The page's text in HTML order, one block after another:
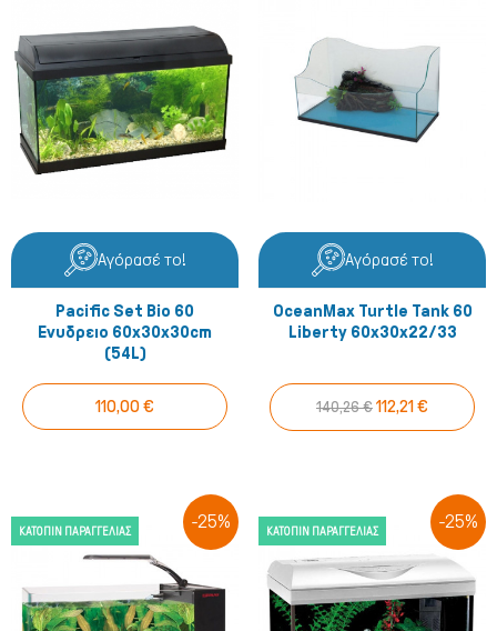
Ψάρια/Ερπετά
Αγόρασέ το!
Pacific Set Bio 60
Ενυδρειο 60x30x30cm
(54L)
110,00 €
Αγόρασέ το!
OceanMax Turtle Tank 60
Liberty 60x30x22/33
140,26 € 112,21 €
-25%
ΚΑΤΌΠΙΝ ΠΑΡΑΓΓΕΛΊΑΣ -25%
ΚΑΤΌΠΙΝ ΠΑΡΑΓΓΕΛΊΑΣ